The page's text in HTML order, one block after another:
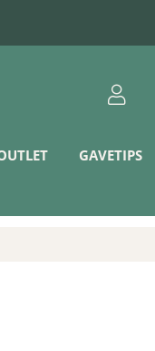
GAVETIPS